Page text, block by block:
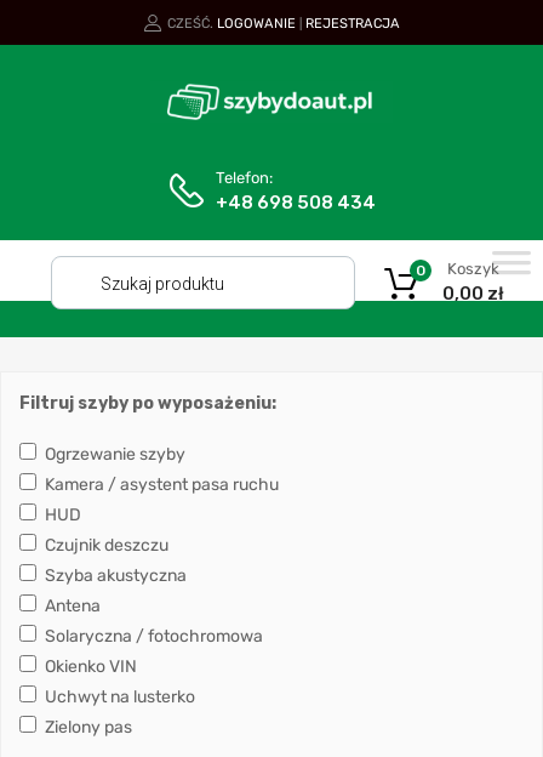
CZEŚĆ. LOGOWANIE REJESTRACJA
Telefon:
+48 698 508 434
Koszyk
0,00 zł
0
Filtruj szyby po wyposażeniu:
Ogrzewanie szyby
Kamera / asystent pasa ruchu
HUD
Czujnik deszczu
Szyba akustyczna
Antena
Solaryczna / fotochromowa
Okienko VIN
Uchwyt na lusterko
Zielony pas